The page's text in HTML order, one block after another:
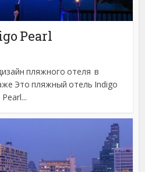
Pearl
пляжного отеля в
Это пляжный отель Indigo
Pearl...